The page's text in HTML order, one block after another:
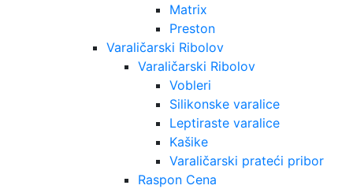
Matrix
Preston
Varaličarski Ribolov
Varaličarski Ribolov
Vobleri
Silikonske varalice
Leptiraste varalice
Kašike
Varaličarski prateći pribor
Raspon Cena